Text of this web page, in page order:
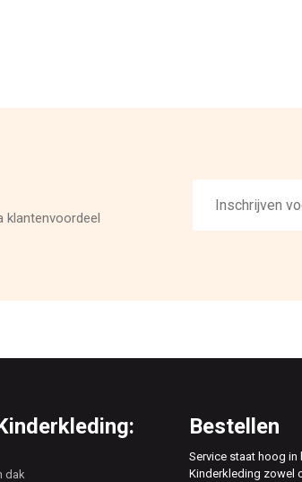
klantenvoordeel
mailadres
dak
Bestellen
Service staat hoog in
Kinderkleding zowel